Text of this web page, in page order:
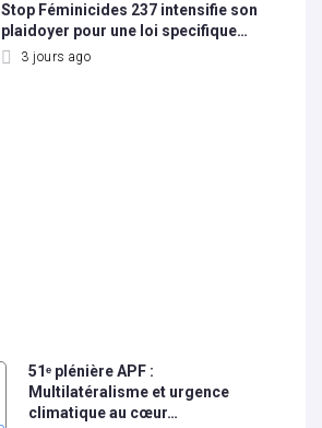
Stop Féminicides 237 intensifie son
plaidoyer pour une loi specifique…
3 jours ago
51ᵉ plénière APF :
Multilatéralisme et urgence
climatique au cœur…